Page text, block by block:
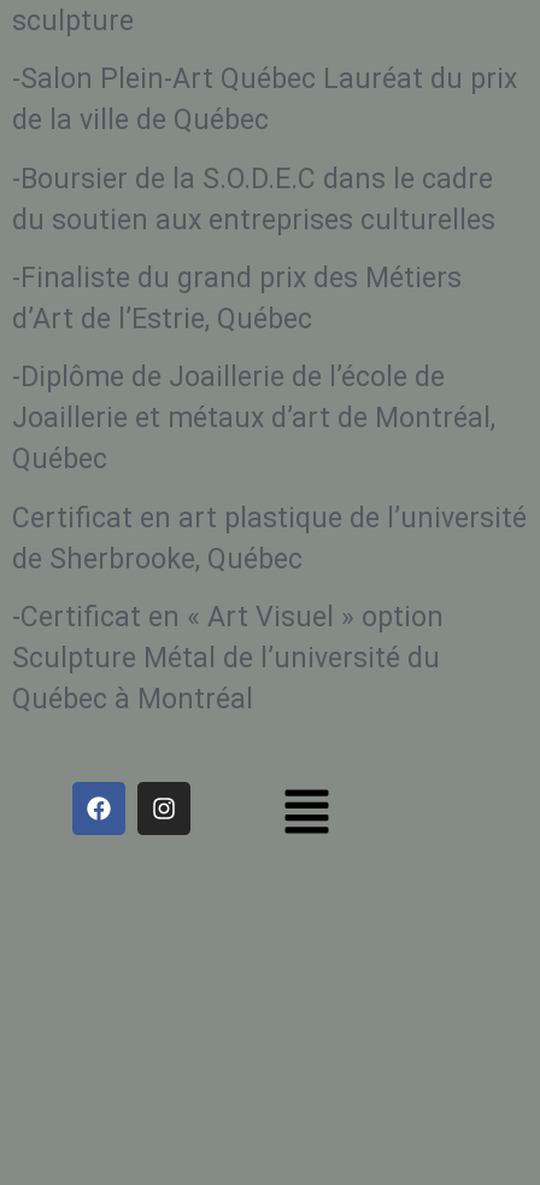
sculpture
-Salon Plein-Art Québec Lauréat du prix
de la ville de Québec
-Boursier de la S.O.D.E.C dans le cadre
du soutien aux entreprises culturelles
-Finaliste du grand prix des Métiers
d’Art de l’Estrie, Québec
-Diplôme de Joaillerie de l’école de
Joaillerie et métaux d’art de Montréal,
Québec
Certificat en art plastique de l’université
de Sherbrooke, Québec
-Certificat en « Art Visuel » option
Sculpture Métal de l’université du
Québec à Montréal